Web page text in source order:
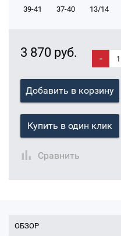
39-41
37-40 13/14
3 870 руб. -
Добавить в корзину
Купить в один клик
Сравнить
ОБЗОР